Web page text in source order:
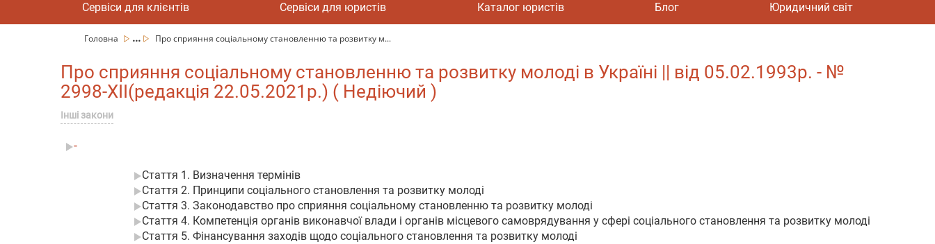
Сервіси для клієнтів Сервіси для юристів Каталог юристів Блог Юридичний світ
Головна ... Про сприяння соціальному становленню та розвитку м...
Про сприяння соціальному становленню та розвитку молоді в Україні || від 05.02.1993р. - №
2998-XII(редакція 22.05.2021р.) ( Недіючий )
Інші закони
-
Стаття 1. Визначення термінів
Стаття 2. Принципи соціального становлення та розвитку молоді
Стаття 3. Законодавство про сприяння соціальному становленню та розвитку молоді
Стаття 4. Компетенція органів виконавчої влади і органів місцевого самоврядування у сфері соціального становлення та розвитку молоді
Стаття 5. Фінансування заходів щодо соціального становлення та розвитку молоді